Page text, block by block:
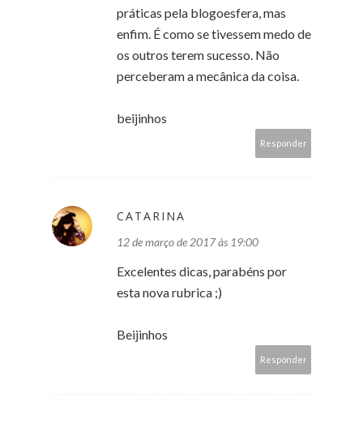
práticas pela blogoesfera, mas
enfim. É como se tivessem medo de
os outros terem sucesso. Não
perceberam a mecânica da coisa.
beijinhos
Responder
CATARINA
12 de março de 2017 às 19:00
Excelentes dicas, parabéns por
esta nova rubrica ;)
Beijinhos
Responder